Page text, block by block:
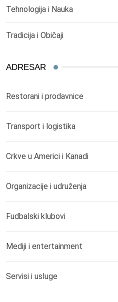
Tehnologija i Nauka
Tradicija i Običaji
ADRESAR
Restorani i prodavnice
Transport i logistika
Crkve u Americi i Kanadi
Organizacije i udruženja
Fudbalski klubovi
Mediji i entertainment
Servisi i usluge